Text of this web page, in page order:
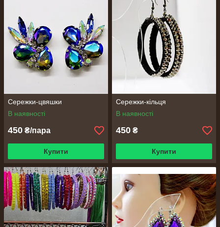
Сережки-цвяшки
В наявності
450 ₴/пара
Купити
Сережки-кільця
В наявності
450 ₴
Купити